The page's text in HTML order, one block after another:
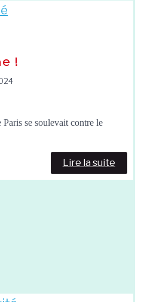
!
se soulevait contre le
Lire la suite